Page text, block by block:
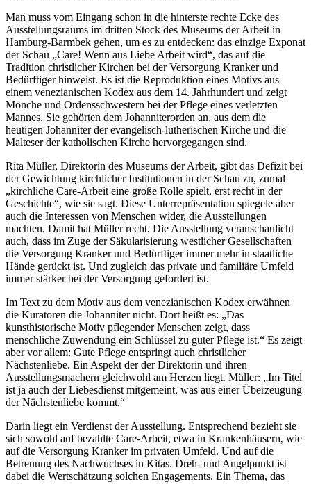
Man muss vom Eingang schon in die hinterste rechte Ecke des
Ausstellungsraums im dritten Stock des Museums der Arbeit in
Hamburg-Barmbek gehen, um es zu entdecken: das einzige Exponat
der Schau „Care! Wenn aus Liebe Arbeit wird“, das auf die
Tradition christlicher Kirchen bei der Versorgung Kranker und
Bedürftiger hinweist. Es ist die Reproduktion eines Motivs aus
einem venezianischen Kodex aus dem 14. Jahrhundert und zeigt
Mönche und Ordensschwestern bei der Pflege eines verletzten
Mannes. Sie gehörten dem Johanniterorden an, aus dem die
heutigen Johanniter der evangelisch-lutherischen Kirche und die
Malteser der katholischen Kirche hervorgegangen sind.
Rita Müller, Direktorin des Museums der Arbeit, gibt das Defizit bei
der Gewichtung kirchlicher Institutionen in der Schau zu, zumal
„kirchliche Care-Arbeit eine große Rolle spielt, erst recht in der
Geschichte“, wie sie sagt. Diese Unterrepräsentation spiegele aber
auch die Interessen von Menschen wider, die Ausstellungen
machten. Damit hat Müller recht. Die Ausstellung veranschaulicht
auch, dass im Zuge der Säkularisierung westlicher Gesellschaften
die Versorgung Kranker und Bedürftiger immer mehr in staatliche
Hände gerückt ist. Und zugleich das private und familiäre Umfeld
immer stärker bei der Versorgung gefordert ist.
Im Text zu dem Motiv aus dem venezianischen Kodex erwähnen
die Kuratoren die Johanniter nicht. Dort heißt es: „Das
kunsthistorische Motiv pflegender Menschen zeigt, dass
menschliche Zuwendung ein Schlüssel zu guter Pflege ist.“ Es zeigt
aber vor allem: Gute Pflege entspringt auch christlicher
Nächstenliebe. Ein Aspekt der der Direktorin und ihren
Ausstellungsmachern gleichwohl am Herzen liegt. Müller: „Im Titel
ist ja auch der Liebesdienst mitgemeint, was aus einer Überzeugung
der Nächstenliebe kommt.“
Darin liegt ein Verdienst der Ausstellung. Entsprechend bezieht sie
sich sowohl auf bezahlte Care-Arbeit, etwa in Krankenhäusern, wie
auf die Versorgung Kranker im privaten Umfeld. Und auf die
Betreuung des Nachwuchses in Kitas. Dreh- und Angelpunkt ist
dabei die Wertschätzung solchen Engagements. Ein Thema, das